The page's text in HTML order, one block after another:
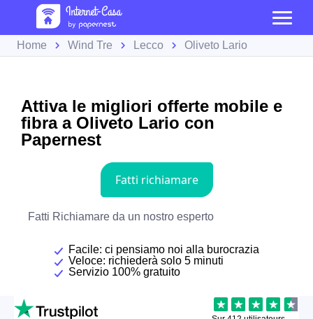
Home Wind Tre Lecco Oliveto Lario